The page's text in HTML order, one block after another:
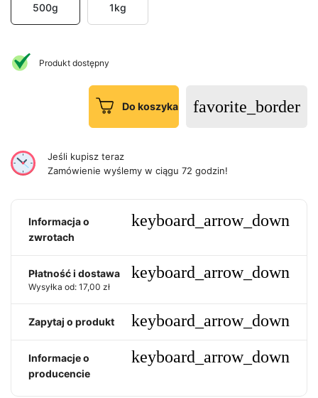
500g 1kg
Produkt dostępny
Do koszyka favorite_border
Jeśli kupisz teraz
Zamówienie wyślemy w ciągu 72 godzin!
keyboard_arrow_down
Informacja o
zwrotach
keyboard_arrow_down
Płatność i dostawa
Wysyłka od: 17,00 zł
keyboard_arrow_down
Zapytaj o produkt
keyboard_arrow_down
Informacje o
producencie